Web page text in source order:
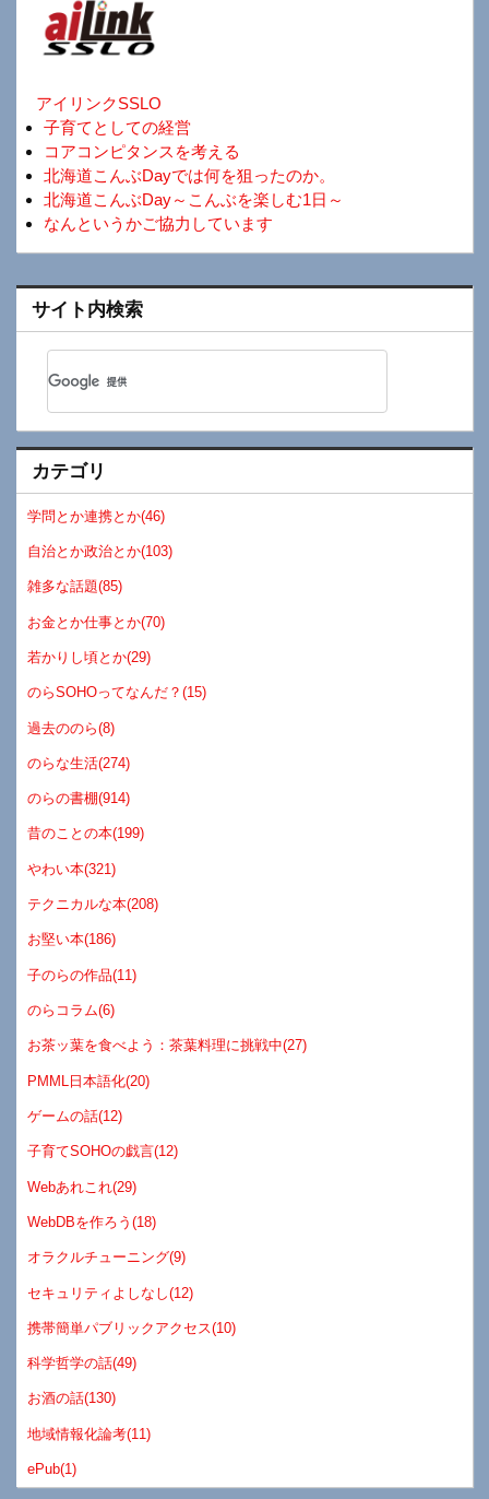
アイリンクSSLO
子育てとしての経営
コアコンピタンスを考える
北海道こんぶDayでは何を狙ったのか。
北海道こんぶDay～こんぶを楽しむ1日～
なんというかご協力しています
サイト内検索
カテゴリ
学問とか連携とか(46)
自治とか政治とか(103)
雑多な話題(85)
お金とか仕事とか(70)
若かりし頃とか(29)
のらSOHOってなんだ？(15)
過去ののら(8)
のらな生活(274)
のらの書棚(914)
昔のことの本(199)
やわい本(321)
テクニカルな本(208)
お堅い本(186)
子のらの作品(11)
のらコラム(6)
お茶ッ葉を食べよう：茶葉料理に挑戦中(27)
PMML日本語化(20)
ゲームの話(12)
子育てSOHOの戯言(12)
Webあれこれ(29)
WebDBを作ろう(18)
オラクルチューニング(9)
セキュリティよしなし(12)
携帯簡単パブリックアクセス(10)
科学哲学の話(49)
お酒の話(130)
地域情報化論考(11)
ePub(1)